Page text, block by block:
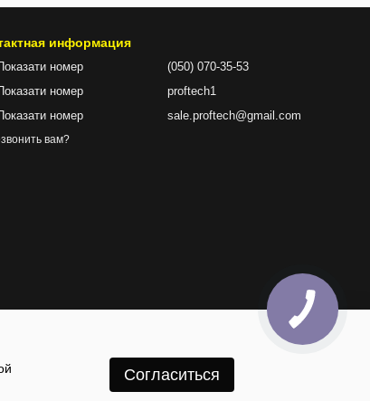
информация
номер
номер
номер
вам?
(050) 070-35-53
proftech1
sale.proftech@gmail.com
Согласиться